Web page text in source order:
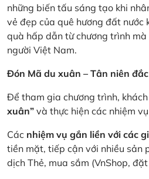
những biến tấu sáng tạo khi
vẻ đẹp của quê hương đất nước
quà hấp dẫn từ chương trình
người Việt Nam.
Đón Mã du xuân – Tân niên
Để tham gia chương trình,
xuân” và thực hiện các nhiệm
Các nhiệm vụ gắn liền với các
tiền mặt, tiếp cận với nhiều sản
dịch Thẻ, mua sắm (VnShop,